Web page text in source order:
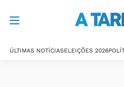
ÚLTIMAS NOTÍCIASELEIÇÕES 2026